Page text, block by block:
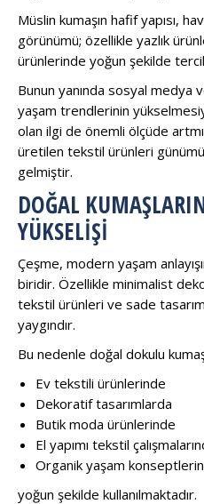
Müslin kumaşın hafif yapısı,
görünümü; özellikle yazlık
ürünlerinde yoğun şekilde
Bunun yanında sosyal
yaşam trendlerinin
olan ilgi de önemli ölçüde
üretilen tekstil ürünleri
gelmiştir.
DOĞAL
YÜKSELIŞI
Çeşme, modern yaşam
biridir. Özellikle minimalist
tekstil ürünleri ve sade
yaygındır.
Bu nedenle doğal dokulu
Ev tekstili ürünlerinde
Dekoratif tasarımlarda
Butik moda ürünlerinde
El yapımı tekstil
Organik yaşam
yoğun şekilde kullanılmaktadır.